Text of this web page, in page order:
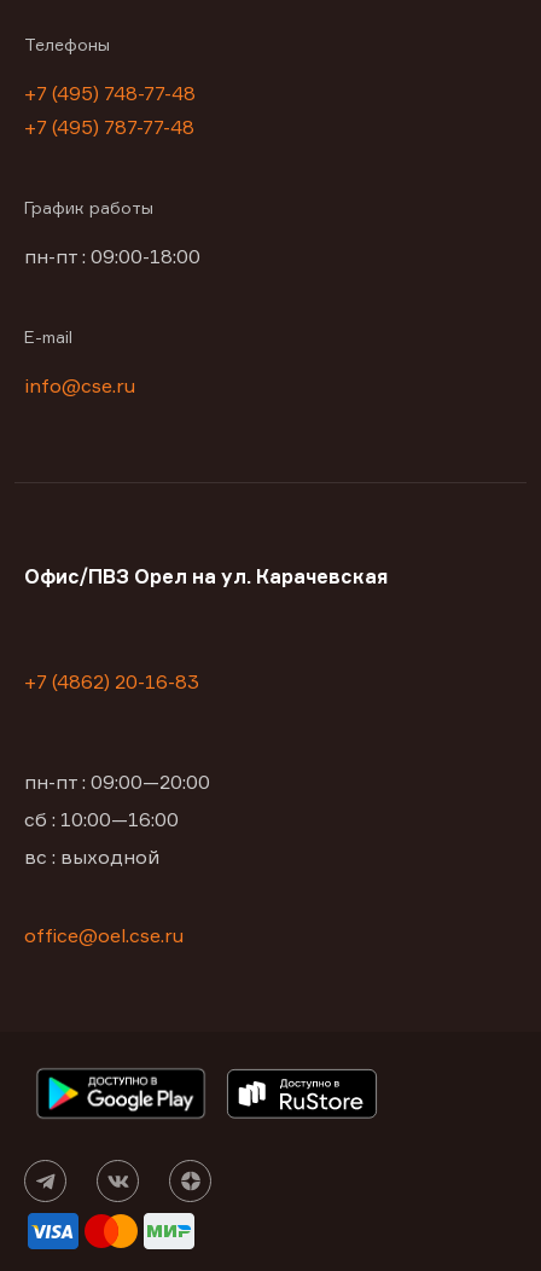
Телефоны
+7 (495) 748-77-48
+7 (495) 787-77-48
График работы
пн-пт : 09:00-18:00
E-mail
info@cse.ru
Офис/ПВЗ Орел на ул. Карачевская
+7 (4862) 20-16-83
пн-пт : 09:00—20:00
сб : 10:00—16:00
вс : выходной
office@oel.cse.ru